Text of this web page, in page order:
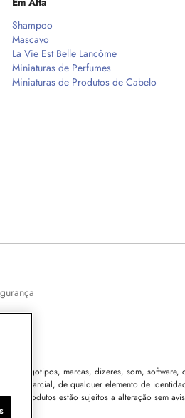
Shampoo
Mascavo
La Vie Est Belle Lancôme
Miniaturas de Perfumes
Miniaturas de Produtos de Cabelo
logotipos, marcas, dizeres, som, software,
ou parcial, de qualquer elemento de
produtos estão sujeitos a alteração sem